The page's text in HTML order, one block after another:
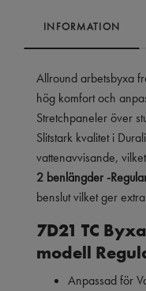
INFORMATION
Allround arbetsbyxa
hög komfort och
Stretchpaneler över
Slitstark kvalitet i
vattenavvisande,
2 benlängder -
benslut vilket ger
7D21 TC
modell
Anpassad för